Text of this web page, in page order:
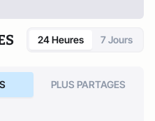
24 Heures 7 Jours
PLUS PARTAGES